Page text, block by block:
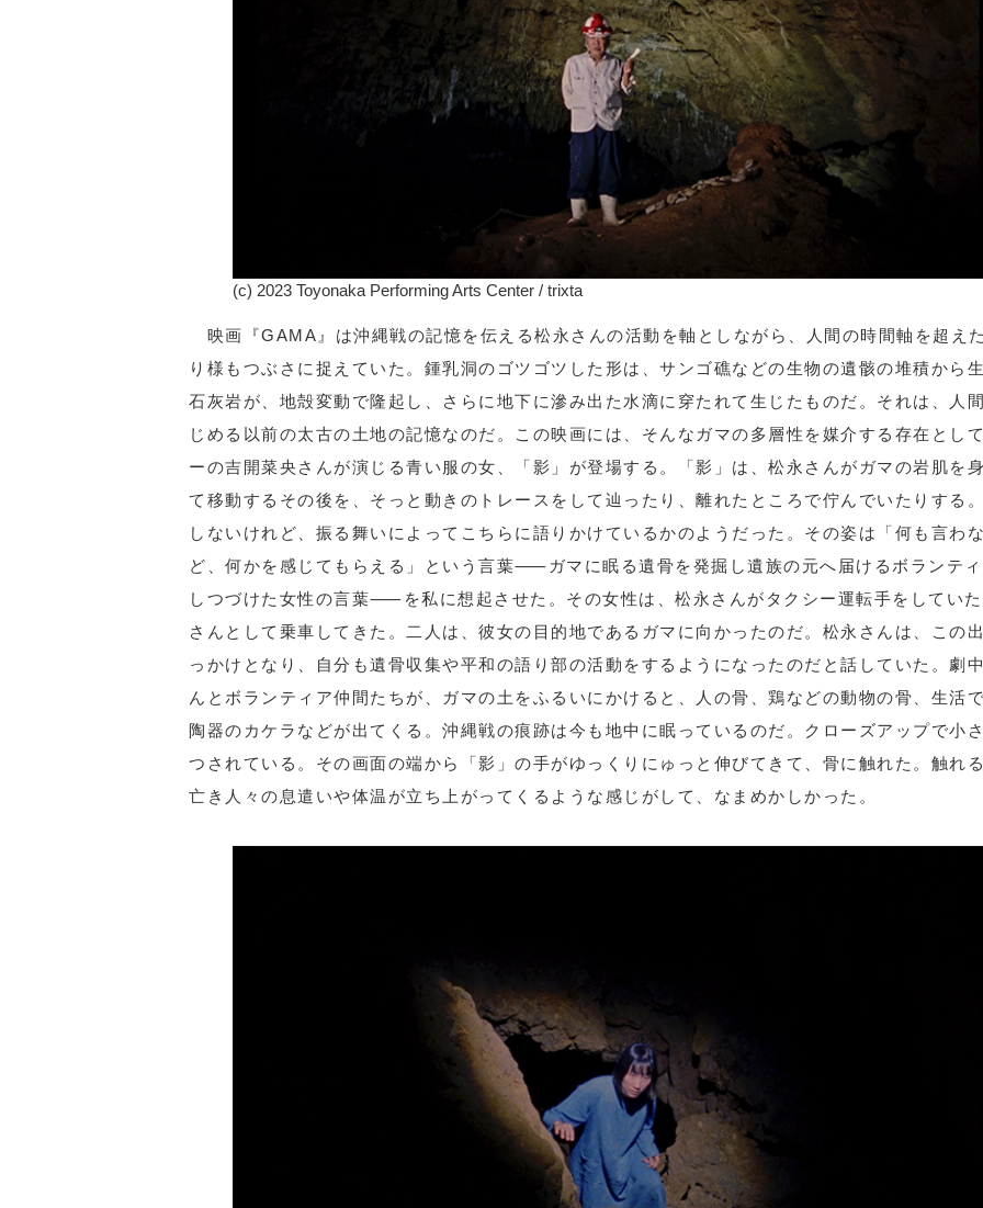
(c) 2023 Toyonaka Performing Arts Center / trixta
映画『GAMA』は沖縄戦の記憶を伝える松永さんの活動を軸としながら、人間の時間軸を超え
り様もつぶさに捉えていた。鍾乳洞のゴツゴツした形は、サンゴ礁などの生物の遺骸の堆積から
石灰岩が、地殻変動で隆起し、さらに地下に滲み出た水滴に穿たれて生じたものだ。それは、人
じめる以前の太古の土地の記憶なのだ。この映画には、そんなガマの多層性を媒介する存在とし
ーの吉開菜央さんが演じる青い服の女、「影」が登場する。「影」は、松永さんがガマの岩肌を
て移動するその後を、そっと動きのトレースをして辿ったり、離れたところで佇んでいたりする
しないけれど、振る舞いによってこちらに語りかけているかのようだった。その姿は「何も言わ
ど、何かを感じてもらえる」という言葉⸺ガマに眠る遺骨を発掘し遺族の元へ届けるボランテ
しつづけた女性の言葉⸺を私に想起させた。その女性は、松永さんがタクシー運転手をしていた
さんとして乗車してきた。二人は、彼女の目的地であるガマに向かったのだ。松永さんは、この
っかけとなり、自分も遺骨収集や平和の語り部の活動をするようになったのだと話していた。劇
んとボランティア仲間たちが、ガマの土をふるいにかけると、人の骨、鶏などの動物の骨、生活
陶器のカケラなどが出てくる。沖縄戦の痕跡は今も地中に眠っているのだ。クローズアップで小
つされている。その画面の端から「影」の手がゆっくりにゅっと伸びてきて、骨に触れた。触れる
亡き人々の息遣いや体温が立ち上がってくるような感じがして、なまめかしかった。